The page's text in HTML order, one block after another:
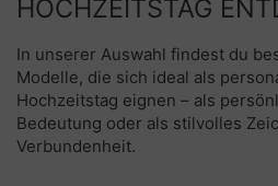
HOCHZEITSTAG
In unserer Auswahl findest du
Modelle, die sich ideal als
Hochzeitstag eignen – als
Bedeutung oder als stilvolles
Verbundenheit.